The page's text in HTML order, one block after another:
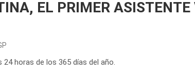
EL PRIMER
horas de los 365 días del año.